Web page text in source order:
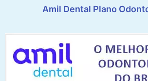
Amil Dental Plano